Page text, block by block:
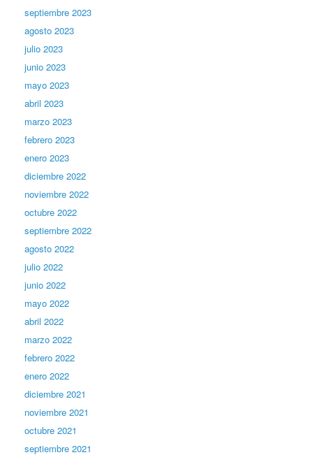
septiembre 2023
agosto 2023
julio 2023
junio 2023
mayo 2023
abril 2023
marzo 2023
febrero 2023
enero 2023
diciembre 2022
noviembre 2022
octubre 2022
septiembre 2022
agosto 2022
julio 2022
junio 2022
mayo 2022
abril 2022
marzo 2022
febrero 2022
enero 2022
diciembre 2021
noviembre 2021
octubre 2021
septiembre 2021